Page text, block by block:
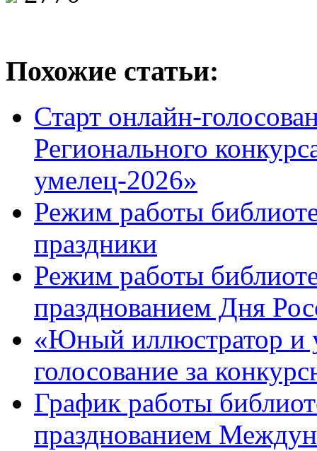
Похожие статьи:
Старт онлайн-
Регионального
умелец-2026»
Режим работы
праздники
Режим работы
празднованием Дня
«Юный иллюстратор и
голосование за
График работы
празднованием